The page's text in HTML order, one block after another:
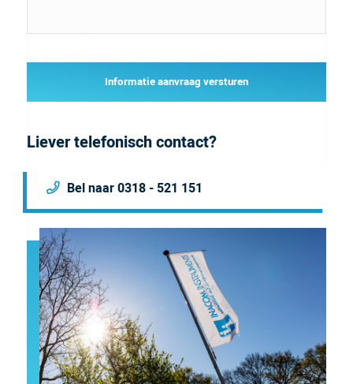
Informatie aanvraag versturen
Liever telefonisch contact?
Bel naar 0318 - 521 151